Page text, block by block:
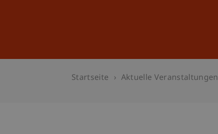
Startseite Aktuelle Veranstaltungen